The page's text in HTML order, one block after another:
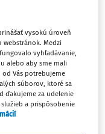
len
oblasti je
portálu.
vysokú úroveň
Medzi
vyhľadávanie,
alebo aby sme mali
Vás potrebujeme
súborov, ktoré sa
ďakujeme za udelenie
a prispôsobenie